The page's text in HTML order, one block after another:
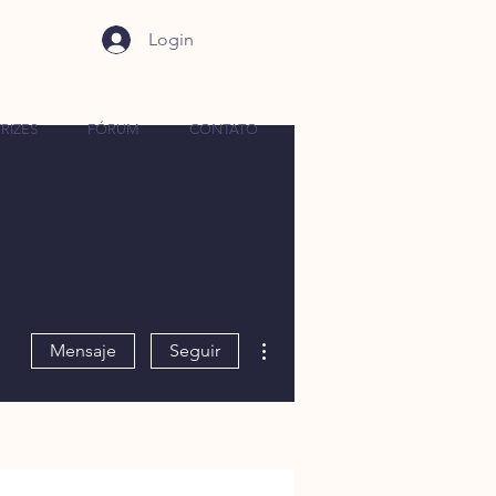
FÓRUM CONTATO
Login
Mensaje Seguir